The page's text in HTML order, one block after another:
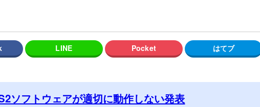
ソフトウェアが適切に動作しない発表